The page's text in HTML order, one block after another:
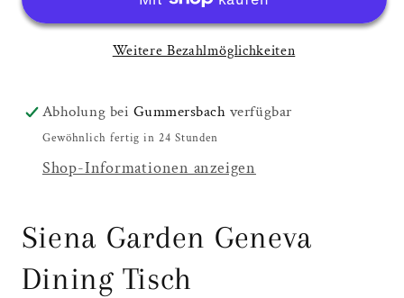
Dining
160x90
cm
Geneva
Dining
Tisch
160x90
cm
Weitere Bezahlmöglichkeiten
Abholung bei Gummersbach verfügbar
Gewöhnlich fertig in 24 Stunden
Shop-Informationen anzeigen
Siena Garden Geneva
Dining Tisch